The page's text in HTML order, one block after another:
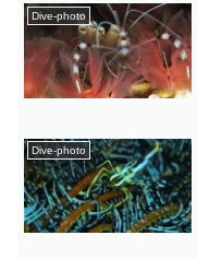
Dive-photo
Dive-photo